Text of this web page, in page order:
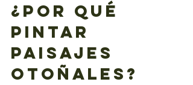
¿Por qué
Pintar
Paisajes
Otoñales?